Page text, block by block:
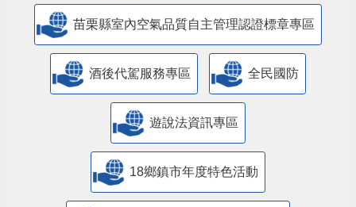
苗栗縣室內空氣品質自主管理認證標章專區
酒後代駕服務專區 全民國防
遊說法資訊專區
18鄉鎮市年度特色活動